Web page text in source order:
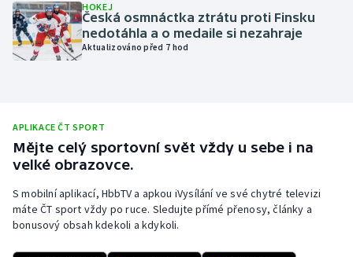
Plavání
Plážový volejbal
Rychlobruslení
Rychlostní kanoistika
Short track
Sportovní střelba
HOKEJ
Česká osmnáctka ztrátu proti Finsku
nedotáhla a o medaile si nezahraje
Aktualizováno před 7 hod
APLIKACE ČT SPORT
Mějte celý sportovní svět vždy u sebe i na
velké obrazovce.
S mobilní aplikací, HbbTV a apkou iVysílání ve své chytré televizi
máte ČT sport vždy po ruce. Sledujte přímé přenosy, články a
bonusový obsah kdekoli a kdykoli.